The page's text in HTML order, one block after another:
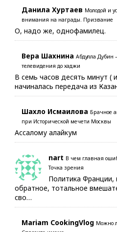
Данила Хуртаев Молодой и
внимания на награды. Призвание
О, надо же, однофамилец.
Вера Шахнина Абдулла Дубин
телевидения до хаджи
В семь часов десять минут (
начиналась передача из
Шахло Исмаилова Брачное
при Исторической мечети Москвы
Ассалому алайкум
nart В чем главная
Точка зрения
Политика Франции,
обратное, тотальное
сво…
Mariam CookingVlog Можно